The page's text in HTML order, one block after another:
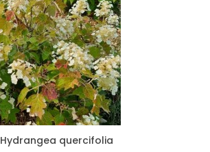
Hydrangea quercifolia